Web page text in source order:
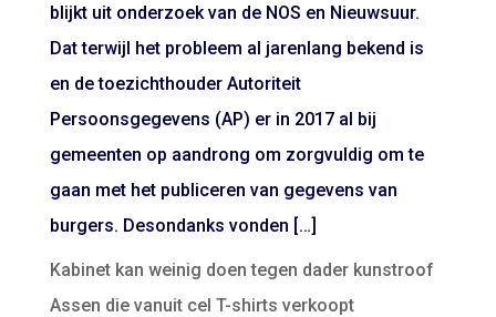
blijkt uit onderzoek van de NOS en Nieuwsuur.
Dat terwijl het probleem al jarenlang bekend is
en de toezichthouder Autoriteit
Persoonsgegevens (AP) er in 2017 al bij
gemeenten op aandrong om zorgvuldig om te
gaan met het publiceren van gegevens van
burgers. Desondanks vonden […]
Kabinet kan weinig doen tegen dader kunstroof
Assen die vanuit cel T-shirts verkoopt